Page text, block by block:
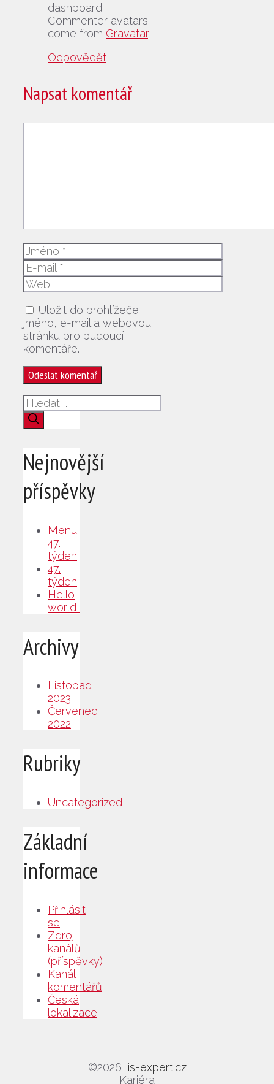
dashboard.
Commenter avatars
come from Gravatar.
Odpovědět
Napsat komentář
Jméno
E-
mail
Web
Uložit do prohlížeče
jméno, e-mail a webovou
stránku pro budoucí
komentáře.
Hledat:
Nejnovější
příspěvky
Menu
47.
týden
47.
týden
Hello
world!
Archivy
Listopad
2023
Červenec
2022
Rubriky
Uncategorized
Základní
informace
Přihlásit
se
Zdroj
kanálů
(příspěvky)
Kanál
komentářů
Česká
lokalizace
©2026 is-expert.cz
Kariéra